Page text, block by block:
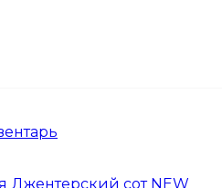
сот NEW